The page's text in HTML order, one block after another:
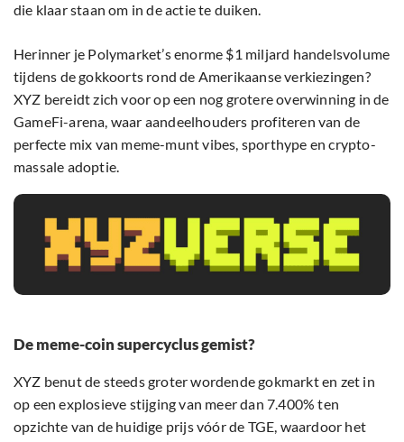
die klaar staan om in de actie te duiken.
Herinner je Polymarket’s enorme $1 miljard handelsvolume
tijdens de gokkoorts rond de Amerikaanse verkiezingen?
XYZ bereidt zich voor op een nog grotere overwinning in de
GameFi-arena, waar aandeelhouders profiteren van de
perfecte mix van meme-munt vibes, sporthype en crypto-
massale adoptie.
De meme-coin supercyclus gemist?
XYZ benut de steeds groter wordende gokmarkt en zet in
op een explosieve stijging van meer dan 7.400% ten
opzichte van de huidige prijs vóór de TGE, waardoor het